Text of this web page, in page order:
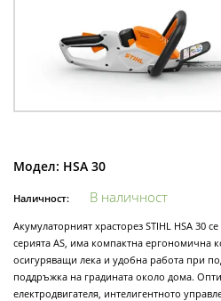
Модел: HSA 30
Наличност: В наличност
Акумулаторният храсторез STIHL HSA 30
серията AS, има компактна ергономична
осигуряващи лека и удобна работа при
поддръжка на градината около дома.
електродвигателя, интелигентното